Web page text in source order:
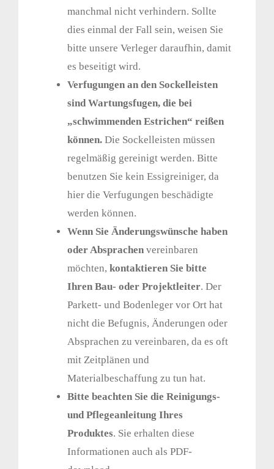
manchmal nicht verhindern. Sollte
dies einmal der Fall sein, weisen Sie
bitte unsere Verleger daraufhin, damit
es beseitigt wird.
Verfugungen an den Sockelleisten
sind Wartungsfugen, die bei
„schwimmenden Estrichen“ reißen
können. Die Sockelleisten müssen
regelmäßig gereinigt werden. Bitte
benutzen Sie kein Essigreiniger, da
hier die Verfugungen beschädigte
werden können.
Wenn Sie Änderungswünsche haben
oder Absprachen vereinbaren
möchten, kontaktieren Sie bitte
Ihren Bau- oder Projektleiter. Der
Parkett- und Bodenleger vor Ort hat
nicht die Befugnis, Änderungen oder
Absprachen zu vereinbaren, da es oft
mit Zeitplänen und
Materialbeschaffung zu tun hat.
Bitte beachten Sie die Reinigungs-
und Pflegeanleitung Ihres
Produktes. Sie erhalten diese
Informationen auch als PDF-